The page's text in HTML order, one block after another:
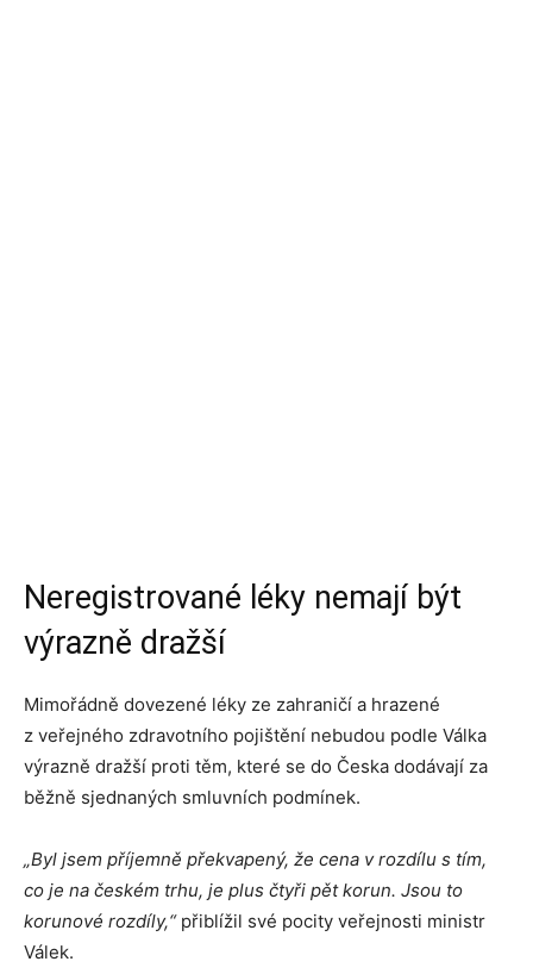
Neregistrované léky nemají být
výrazně dražší
Mimořádně dovezené léky ze zahraničí a hrazené
z veřejného zdravotního pojištění nebudou podle Válka
výrazně dražší proti těm, které se do Česka dodávají za
běžně sjednaných smluvních podmínek.
„Byl jsem příjemně překvapený, že cena v rozdílu s tím,
co je na českém trhu, je plus čtyři pět korun. Jsou to
korunové rozdíly,“přiblížil své pocity veřejnosti ministr
Válek.